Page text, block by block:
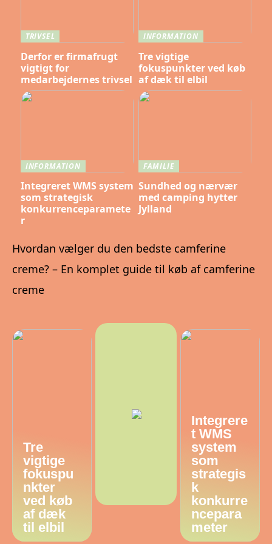
TRIVSEL
Derfor er firmafrugt
vigtigt for
medarbejdernes trivsel
INFORMATION
Tre vigtige
fokuspunkter ved køb
af dæk til elbil
INFORMATION
Integreret WMS system
som strategisk
konkurrenceparamete
r
FAMILIE
Sundhed og nærvær
med camping hytter
Jylland
Hvordan vælger du den bedste camferine
creme? – En komplet guide til køb af camferine
creme
Tre
vigtige
fokuspu
nkter
ved køb
af dæk
til elbil
Integrere
t WMS
system
som
strategis
k
konkurre
ncepara
meter